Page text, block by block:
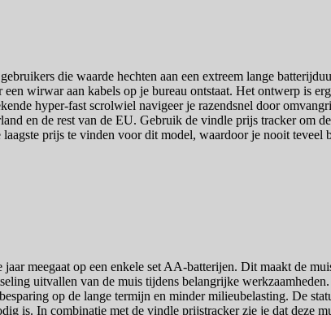
die waarde hechten aan een extreem lange
wirwar aan kabels op je bureau ontstaat. Het ontwerp is
hyper-fast scrolwiel navigeer je razendsnel door
en de rest van de EU. Gebruik de vindle prijs tracker om
prijs te vinden voor dit model, waardoor je nooit teveel
meegaat op een enkele set AA-batterijen. Dit maakt de
uitvallen van de muis tijdens belangrijke
op de lange termijn en minder milieubelasting. De
is. In combinatie met de vindle prijstracker zie je dat deze